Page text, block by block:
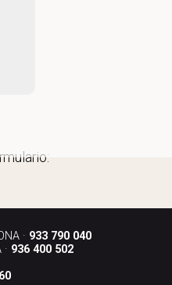
· 933 790 040
936 400 502